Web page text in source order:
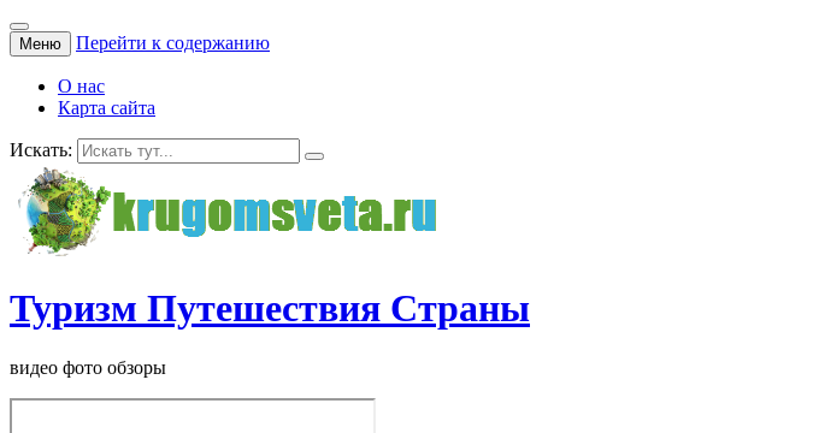
Меню Перейти к содержанию
О нас
Карта сайта
Искать:
Туризм Путешествия Страны
видео фото обзоры